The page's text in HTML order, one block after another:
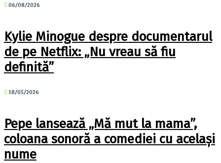
06/08/2026
Kylie Minogue despre documentarul
de pe Netflix: „Nu vreau să fiu
definită”
18/05/2026
Pepe lansează „Mă mut la mama”,
coloana sonoră a comediei cu același
nume